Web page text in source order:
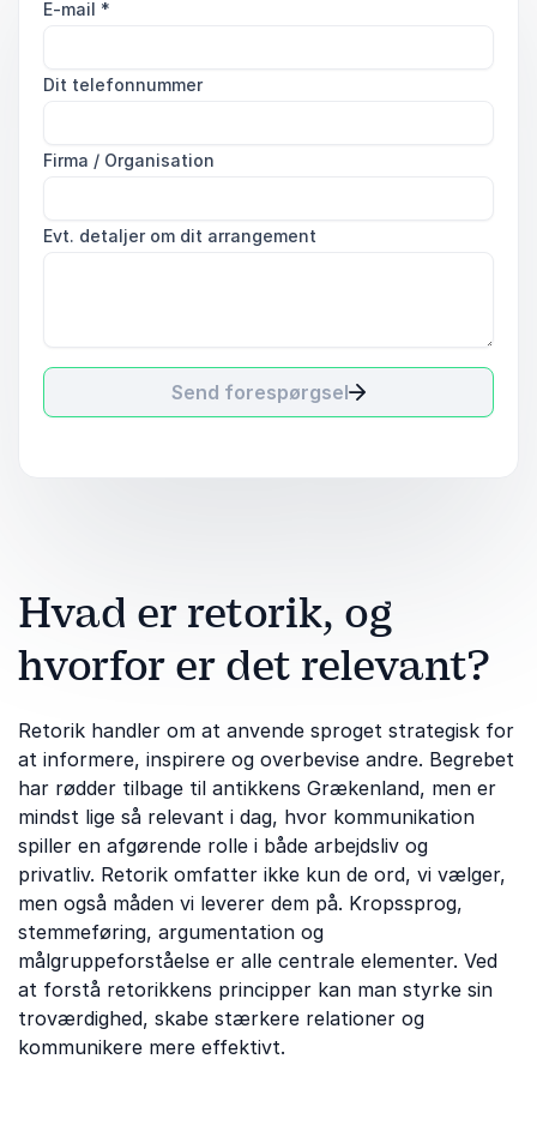
E-mail *
Dit telefonnummer
Firma / Organisation
Evt. detaljer om dit arrangement
Send forespørgsel
Hvad er retorik, og
hvorfor er det relevant?
Retorik handler om at anvende sproget strategisk for
at informere, inspirere og overbevise andre. Begrebet
har rødder tilbage til antikkens Grækenland, men er
mindst lige så relevant i dag, hvor kommunikation
spiller en afgørende rolle i både arbejdsliv og
privatliv. Retorik omfatter ikke kun de ord, vi vælger,
men også måden vi leverer dem på. Kropssprog,
stemmeføring, argumentation og
målgruppeforståelse er alle centrale elementer. Ved
at forstå retorikkens principper kan man styrke sin
troværdighed, skabe stærkere relationer og
kommunikere mere effektivt.